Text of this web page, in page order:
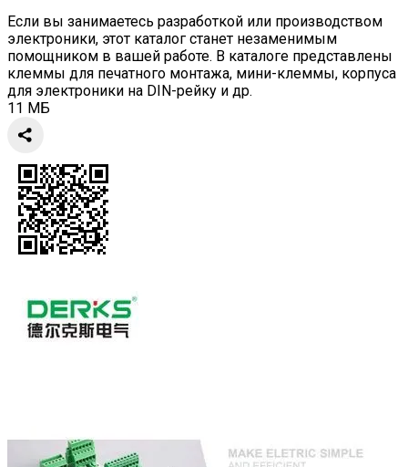
Если вы занимаетесь разработкой или производством
электроники, этот каталог станет незаменимым
помощником в вашей работе. В каталоге представлены
клеммы для печатного монтажа, мини-клеммы, корпуса
для электроники на DIN-рейку и др.
11 МБ